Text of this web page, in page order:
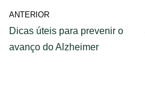
ANTERIOR
Dicas úteis para prevenir o
avanço do Alzheimer